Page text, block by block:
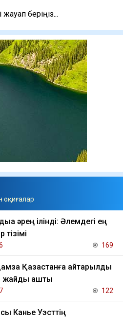
беріңіз...
оқиғалар
әрең ілінді: Әлемдегі ең
тізімі
169
Қазақстанға қайтарылды
жайды ашты
122
Канье Уэсттің